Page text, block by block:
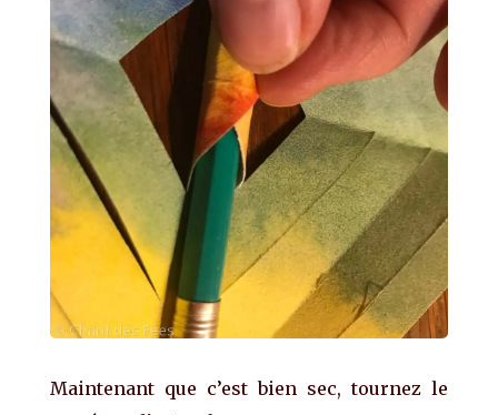
Maintenant que c’est bien sec, tournez le